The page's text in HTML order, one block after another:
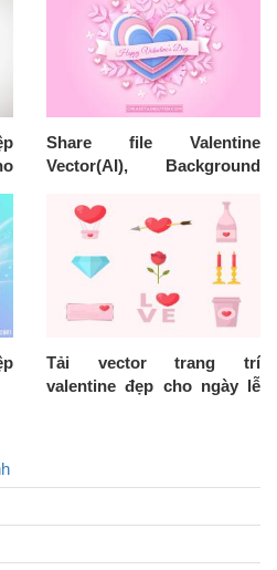
Share file Valentine
Vector(AI), Background
Tải vector trang trí
valentine đẹp cho ngày lễ